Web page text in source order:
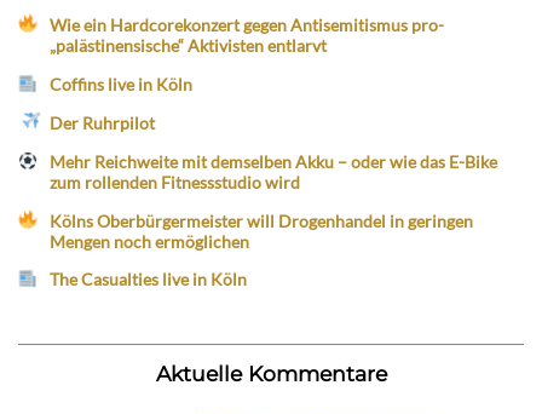
Wie ein Hardcorekonzert gegen Antisemitismus pro-
„palästinensische“ Aktivisten entlarvt
Coffins live in Köln
Der Ruhrpilot
Mehr Reichweite mit demselben Akku – oder wie das E-Bike
zum rollenden Fitnessstudio wird
Kölns Oberbürgermeister will Drogenhandel in geringen
Mengen noch ermöglichen
The Casualties live in Köln
Aktuelle Kommentare